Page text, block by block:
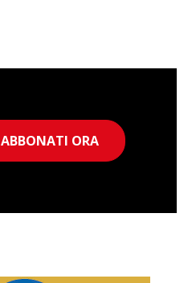
ABBONATI ORA